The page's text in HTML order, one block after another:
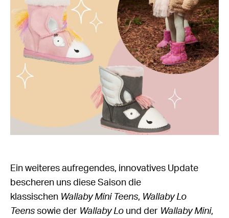
Ein weiteres aufregendes, innovatives Update
bescheren uns diese Saison die
klassischen Wallaby Mini Teens, Wallaby Lo
Teens sowie der Wallaby Lo und der Wallaby Mini,